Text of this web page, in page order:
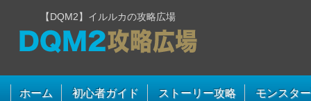
【DQM2】イルルカの攻略広場
ホーム 初心者ガイド ストーリー攻略 モンスタ